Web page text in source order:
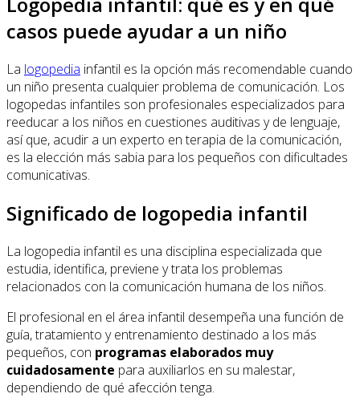
casos puede ayudar a un niño
La logopedia infantil es la opción más recomendable cuando
un niño presenta cualquier problema de comunicación. Los
logopedas infantiles son profesionales especializados para
reeducar a los niños en cuestiones auditivas y de lenguaje,
así que, acudir a un experto en terapia de la comunicación,
es la elección más sabia para los pequeños con dificultades
comunicativas.
Significado de logopedia infantil
La logopedia infantil es una disciplina especializada que
estudia, identifica, previene y trata los problemas
relacionados con la comunicación humana de los niños.
El profesional en el área infantil desempeña una función de
guía, tratamiento y entrenamiento destinado a los más
pequeños, con programas elaborados muy
cuidadosamente para auxiliarlos en su malestar,
dependiendo de qué afección tenga.